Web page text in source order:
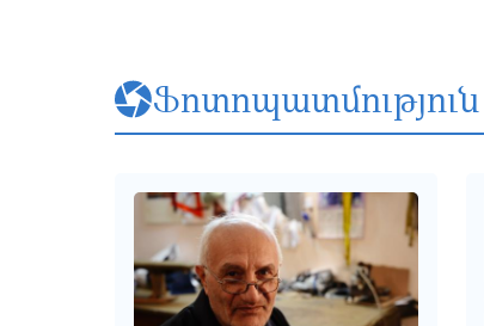
Ֆոտոպատմություն